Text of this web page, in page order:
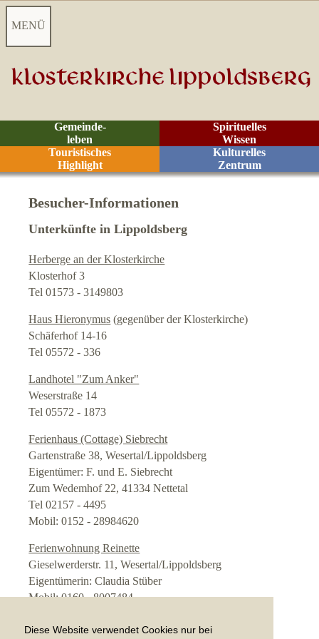
Diese Website verwendet Cookies nur bei
MENÜ
Startseite
Videoarchiv
Kontakt
Besucher-Informationen
Besucherzentrum
Evangeliar
Herberge (extern)
Weitere Unterkünfte
Historisches Weserbergland
Spirituelles
Wissen
Gemeinde-
leben
Kulturelles
Zentrum
Touristisches
Highlight
Besucher-Informationen
Unterkünfte in Lippoldsberg
Herberge an der Klosterkirche
Klosterhof 3
Tel 01573 - 3149803
Haus Hieronymus (gegenüber der Klosterkirche)
Schäferhof 14-16
Tel 05572 - 336
Landhotel "Zum Anker"
Weserstraße 14
Tel 05572 - 1873
Ferienhaus (Cottage) Siebrecht
Gartenstraße 38, Wesertal/Lippoldsberg
Eigentümer: F. und E. Siebrecht
Zum Wedemhof 22, 41334 Nettetal
Tel 02157 - 4495
Mobil: 0152 - 28984620
Ferienwohnung Reinette
Gieselwerderstr. 11, Wesertal/Lippoldsberg
Eigentümerin: Claudia Stüber
Mobil: 0160 - 8007484